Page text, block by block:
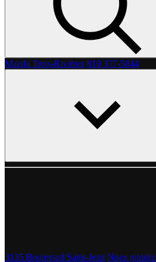
Mazda Trois-Rivières 819 377-5844
3135 Boulevard Saint-Jean Nous joindre